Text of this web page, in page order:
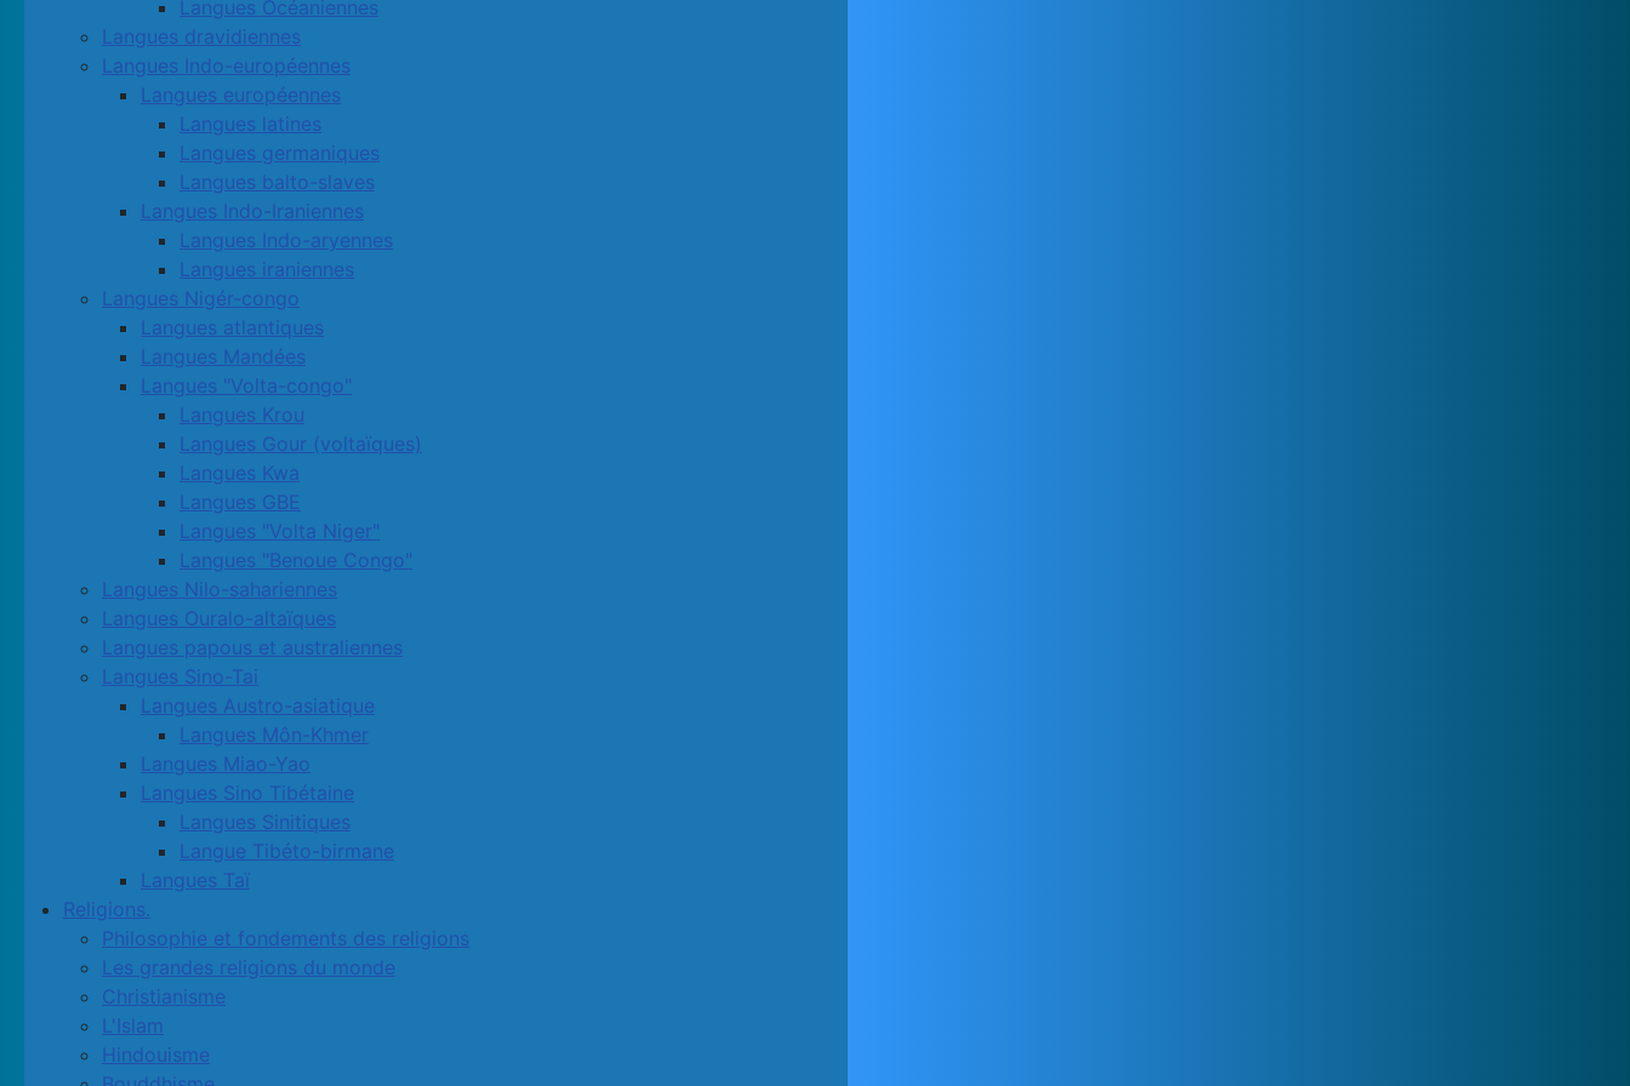
Langues Océaniennes
Langues dravidiennes
Langues Indo-européennes
Langues européennes
Langues latines
Langues germaniques
Langues balto-slaves
Langues Indo-Iraniennes
Langues Indo-aryennes
Langues iraniennes
Langues Nigér-congo
Langues atlantiques
Langues Mandées
Langues "Volta-congo"
Langues Krou
Langues Gour (voltaïques)
Langues Kwa
Langues GBE
Langues "Volta Niger"
Langues "Benoue Congo"
Langues Nilo-sahariennes
Langues Ouralo-altaïques
Langues papous et australiennes
Langues Sino-Tai
Langues Austro-asiatique
Langues Môn-Khmer
Langues Miao-Yao
Langues Sino Tibétaine
Langues Sinitiques
Langue Tibéto-birmane
Langues Taï
Religions.
Philosophie et fondements des religions
Les grandes religions du monde
Christianisme
L'Islam
Hindouisme